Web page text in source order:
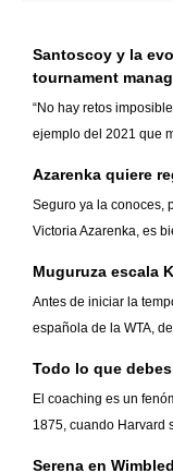
Santoscoy y la
tournament
“No hay retos
ejemplo del 2021 que
Azarenka quiere
Seguro ya la conoces,
Victoria Azarenka, es
Muguruza escala
Antes de iniciar la
española de la WTA,
Todo lo que
El coaching es un
1875, cuando Harvard
Serena en